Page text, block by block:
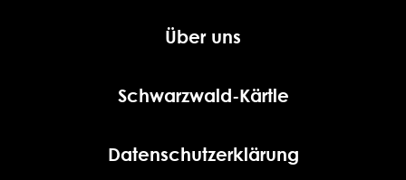
Über uns
Schwarzwald-Kärtle
Datenschutzerklärung